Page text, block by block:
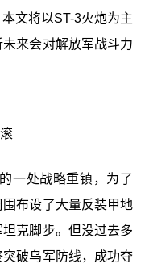
文将以ST-3火炮为主
来会对解放军战斗力
一处战略重镇，为了
布设了大量反装甲地
克脚步。但没过去多
破乌军防线，成功夺